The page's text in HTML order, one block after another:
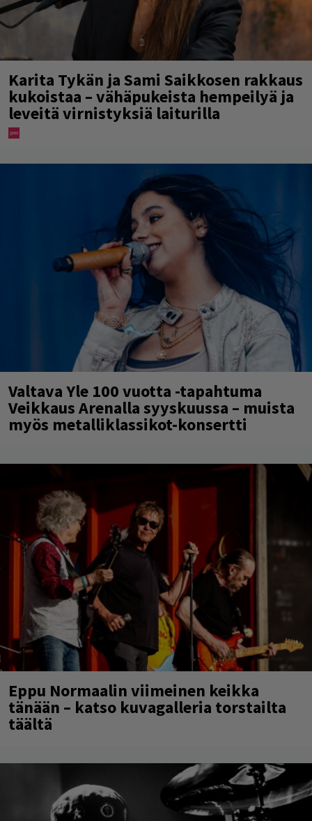
Karita Tykän ja Sami Saikkosen rakkaus
kukoistaa – vähäpukeista hempeilyä ja
leveitä virnistyksiä laiturilla
Valtava Yle 100 vuotta -tapahtuma
Veikkaus Arenalla syyskuussa – muista
myös metalliklassikot-konsertti
Eppu Normaalin viimeinen keikka
tänään – katso kuvagalleria torstailta
täältä